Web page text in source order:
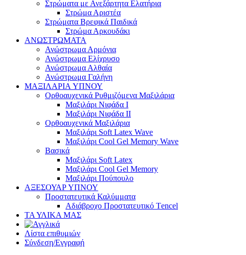
Στρώματα με Ανεξάρτητα Ελατήρια
Στρώμα Αριστέα
Στρώματα Βρεφικά Παιδικά
Στρώμα Αρκουδάκι
ΑΝΩΣΤΡΩΜΑΤΑ
Ανώστρωμα Αρμόνια
Ανώστρωμα Ελίχρυσο
Ανώστρωμα Αλθαία
Ανώστρωμα Γαλήνη
ΜΑΞΙΛΑΡΙΑ YΠΝΟΥ
Ορθοαυχενικά Ρυθμιζόμενα Μαξιλάρια
Mαξιλάρι Νιφάδα Ι
Mαξιλάρι Νιφάδα ΙΙ
Ορθοαυχενικά Μαξιλάρια
Mαξιλάρι Soft Latex Wave
Mαξιλάρι Cool Gel Memory Wave
Βασικά
Mαξιλάρι Soft Latex
Mαξιλάρι Cool Gel Memory
Mαξιλάρι Πούπουλο
ΑΞΕΣΟΥΑΡ ΥΠΝΟΥ
Προστατευτικά Καλύμματα
Αδιάβροχο Προστατευτικό Τencel
ΤΑ ΥΛΙΚΑ ΜΑΣ
Λίστα επιθυμιών
Σύνδεση/Εγγραφή